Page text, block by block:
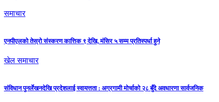
समाचार
एनपीएलको तेस्रो संस्करण कात्तिक ९ देखि, मंसिर ५ सम्म प्रतिस्पर्धा हुने
खेल समाचार
संविधान पुनर्लेखनदेखि प्रदेशलाई स्वायत्तता : अग्रगामी मोर्चाको २८ बुँदे अवधारणा सार्वजनिक